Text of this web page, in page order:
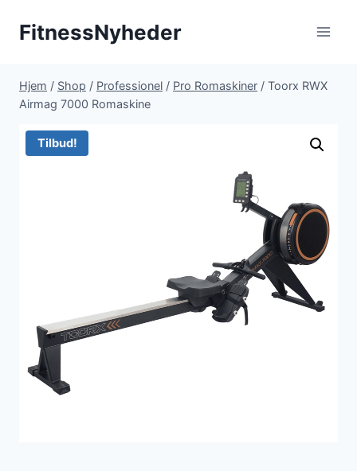
FitnessNyheder
Hjem / Shop / Professionel / Pro Romaskiner / Toorx RWX
Airmag 7000 Romaskine
Tilbud!